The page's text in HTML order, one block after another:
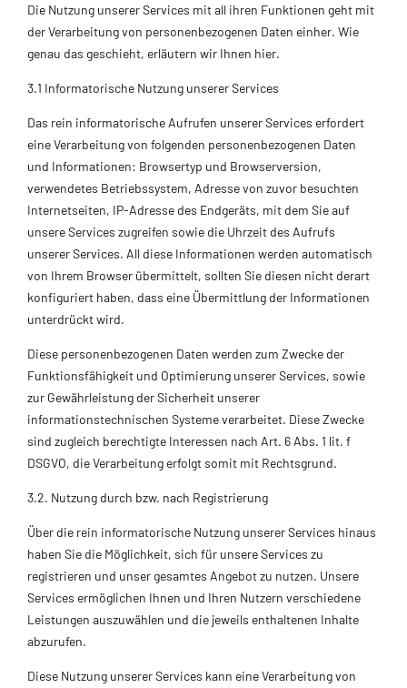
Die Nutzung unserer Services mit all ihren Funktionen geht mit
der Verarbeitung von personenbezogenen Daten einher. Wie
genau das geschieht, erläutern wir Ihnen hier.
3.1 Informatorische Nutzung unserer Services
Das rein informatorische Aufrufen unserer Services erfordert
eine Verarbeitung von folgenden personenbezogenen Daten
und Informationen: Browsertyp und Browserversion,
verwendetes Betriebssystem, Adresse von zuvor besuchten
Internetseiten, IP-Adresse des Endgeräts, mit dem Sie auf
unsere Services zugreifen sowie die Uhrzeit des Aufrufs
unserer Services. All diese Informationen werden automatisch
von Ihrem Browser übermittelt, sollten Sie diesen nicht derart
konfiguriert haben, dass eine Übermittlung der Informationen
unterdrückt wird.
Diese personenbezogenen Daten werden zum Zwecke der
Funktionsfähigkeit und Optimierung unserer Services, sowie
zur Gewährleistung der Sicherheit unserer
informationstechnischen Systeme verarbeitet. Diese Zwecke
sind zugleich berechtigte Interessen nach Art. 6 Abs. 1 lit. f
DSGVO, die Verarbeitung erfolgt somit mit Rechtsgrund.
3.2. Nutzung durch bzw. nach Registrierung
Über die rein informatorische Nutzung unserer Services hinaus
haben Sie die Möglichkeit, sich für unsere Services zu
registrieren und unser gesamtes Angebot zu nutzen. Unsere
Services ermöglichen Ihnen und Ihren Nutzern verschiedene
Leistungen auszuwählen und die jeweils enthaltenen Inhalte
abzurufen.
Diese Nutzung unserer Services kann eine Verarbeitung von